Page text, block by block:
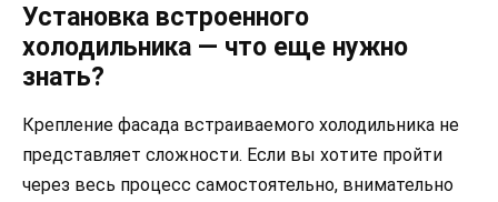
Установка встроенного
холодильника — что еще нужно
знать?
Крепление фасада встраиваемого холодильника не
представляет сложности. Если вы хотите пройти
через весь процесс самостоятельно, внимательно